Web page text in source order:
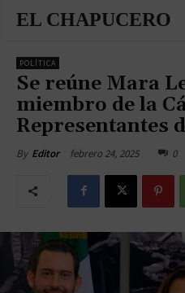
EL CHAPUCERO
POLÍTICA
Se reúne Mara
miembro de la
Representantes
By Editor febrero 24, 2025 0